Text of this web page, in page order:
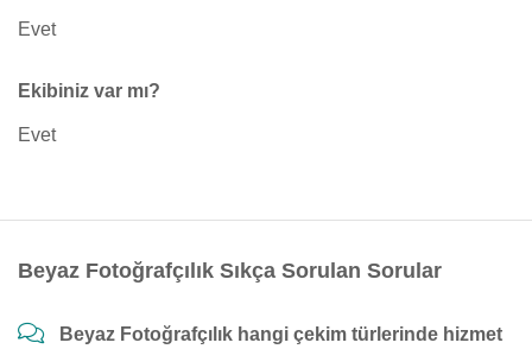
Evet
Ekibiniz var mı?
Evet
Beyaz Fotoğrafçılık Sıkça Sorulan Sorular
Beyaz Fotoğrafçılık hangi çekim türlerinde hizmet